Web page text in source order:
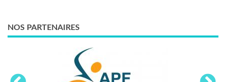
NOS PARTENAIRES